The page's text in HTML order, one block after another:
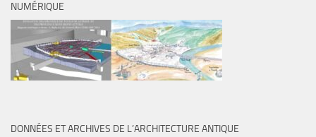
NUMÉRIQUE
DONNÉES ET ARCHIVES DE L’ARCHITECTURE ANTIQUE